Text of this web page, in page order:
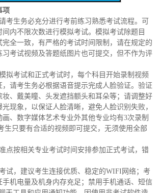
项
考生务必充分进行考前练习熟悉考试流程。可
内不限次数进行模拟考试。模拟考试除题目
全一致，有严格的考试时间限制，请在规定的
习考试视频及答题纸图片也可提交，但不作为评
拟考试和正式考试时，每个科目开始录制视频
请考生务必根据语音提示完成人脸验证。验证
妆、戴美瞳、头发遮挡额头和耳朵等；请调整好
现象，以保证人脸清晰，避免人脸识别失败，
、数字媒体艺术专业外其他专业均有3次录制
生只要有合适的视频即可提交，无须使用全部
点按相关专业考试时间安排参加正式考试，错
试，建议考生连接优质、稳定的WIFI网络；考
手机电量及机身内存充足；禁用手机通话、短信